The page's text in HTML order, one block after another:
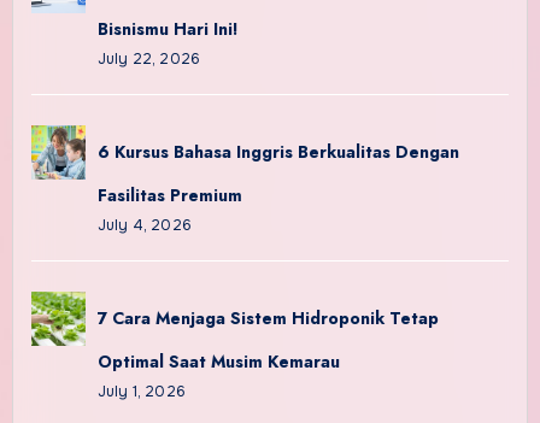
Bisnismu Hari Ini!
July 22, 2026
6 Kursus Bahasa Inggris Berkualitas Dengan
Fasilitas Premium
July 4, 2026
7 Cara Menjaga Sistem Hidroponik Tetap
Optimal Saat Musim Kemarau
July 1, 2026